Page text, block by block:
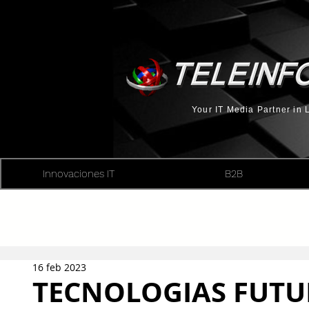
Your IT Media Partner in
Innovaciones IT B2B
TECNOLOGIAS
16 feb 2023